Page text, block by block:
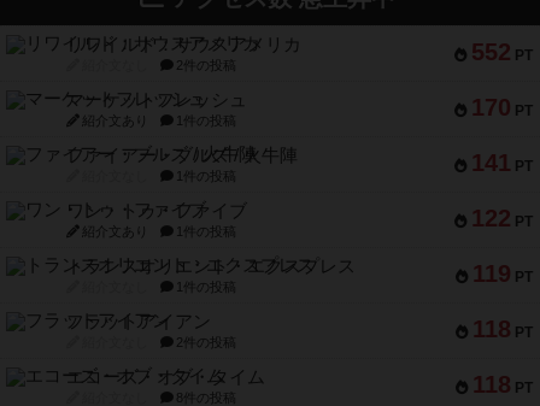
552 PT
リワイルド：サウスアメリカ
2件の投稿
170 PT
マーケットフレッシュ
紹介文あり 1件の投稿
141 PT
ファイアー・ブルズ / 火牛陣
1件の投稿
122 PT
ワン・トゥ・ファイブ
紹介文あり 1件の投稿
119 PT
トランスオリエント・エクスプレス
1件の投稿
118 PT
フラットアイアン
2件の投稿
118 PT
エコーズ・オブ・タイム
8件の投稿